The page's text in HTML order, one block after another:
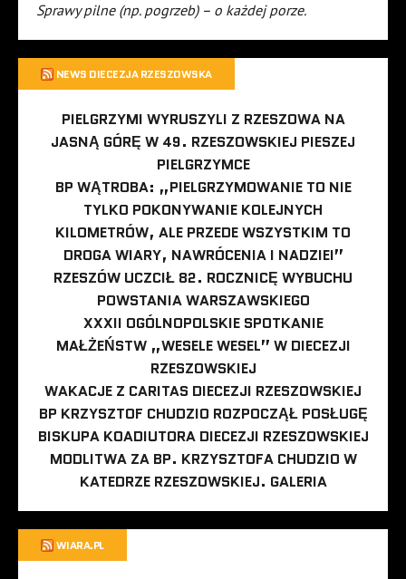
Sprawy pilne (np. pogrzeb) – o każdej porze.
NEWS DIECEZJA RZESZOWSKA
PIELGRZYMI WYRUSZYLI Z RZESZOWA NA
JASNĄ GÓRĘ W 49. RZESZOWSKIEJ PIESZEJ
PIELGRZYMCE
BP WĄTROBA: „PIELGRZYMOWANIE TO NIE
TYLKO POKONYWANIE KOLEJNYCH
KILOMETRÓW, ALE PRZEDE WSZYSTKIM TO
DROGA WIARY, NAWRÓCENIA I NADZIEI”
RZESZÓW UCZCIŁ 82. ROCZNICĘ WYBUCHU
POWSTANIA WARSZAWSKIEGO
XXXII OGÓLNOPOLSKIE SPOTKANIE
MAŁŻEŃSTW „WESELE WESEL” W DIECEZJI
RZESZOWSKIEJ
WAKACJE Z CARITAS DIECEZJI RZESZOWSKIEJ
BP KRZYSZTOF CHUDZIO ROZPOCZĄŁ POSŁUGĘ
BISKUPA KOADIUTORA DIECEZJI RZESZOWSKIEJ
MODLITWA ZA BP. KRZYSZTOFA CHUDZIO W
KATEDRZE RZESZOWSKIEJ. GALERIA
WIARA.PL